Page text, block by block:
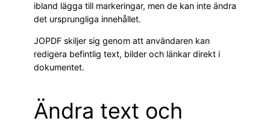
ibland lägga till markeringar, men de kan inte ändra
det ursprungliga innehållet.
JOPDF skiljer sig genom att användaren kan
redigera befintlig text, bilder och länkar direkt i
dokumentet.
Ändra text och